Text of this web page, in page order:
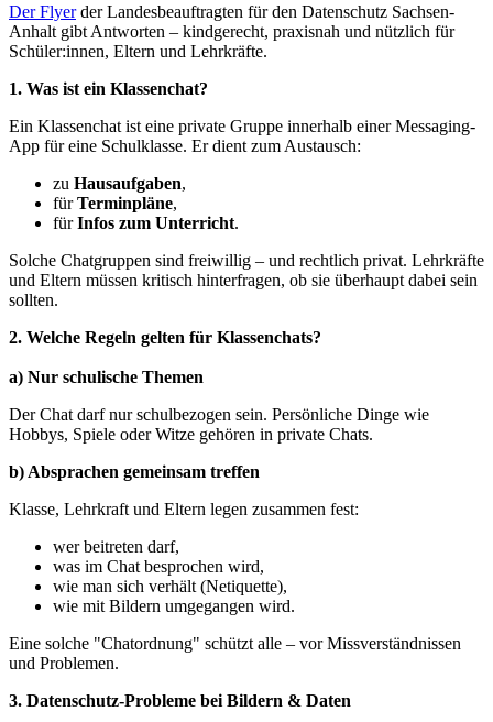
Der Flyerder Landesbeauftragten für den Datenschutz Sachsen-
Anhalt gibt Antworten – kindgerecht, praxisnah und nützlich für
Schüler:innen, Eltern und Lehrkräfte.
1. Was ist ein Klassenchat?
Ein Klassenchat ist eine private Gruppe innerhalb einer Messaging-
App für eine Schulklasse. Er dient zum Austausch:
zu Hausaufgaben,
fürTerminpläne,
fürInfos zum Unterricht.
Solche Chatgruppen sind freiwillig – und rechtlich privat. Lehrkräfte
und Eltern müssen kritisch hinterfragen, ob sie überhaupt dabei sein
sollten.
2. Welche Regeln gelten für Klassenchats?
a) Nur schulische Themen
Der Chat darf nur schulbezogen sein. Persönliche Dinge wie
Hobbys, Spiele oder Witze gehören in private Chats.
b) Absprachen gemeinsam treffen
Klasse, Lehrkraft und Eltern legen zusammen fest:
wer beitreten darf,
was im Chat besprochen wird,
wie man sich verhält (Netiquette),
wie mit Bildern umgegangen wird.
Eine solche "Chatordnung" schützt alle – vor Missverständnissen
und Problemen.
3. Datenschutz-Probleme bei Bildern & Daten